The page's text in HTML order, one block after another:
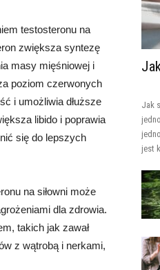
testosteronu na
zwiększa syntezę
masy mięśniowej i
poziom czerwonych
i umożliwia dłuższe
libido i poprawia
się do lepszych
na siłowni może
dla zdrowia.
takich jak zawał
z wątrobą i nerkami,
Jak
jest